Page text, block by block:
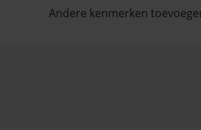
Andere kenmerken